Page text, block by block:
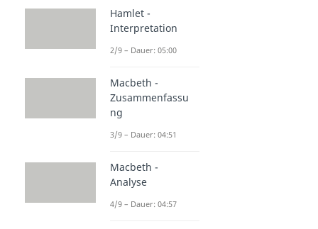
Hamlet -
Interpretation
2/9 – Dauer: 05:00
Macbeth -
Zusammenfassu
ng
3/9 – Dauer: 04:51
Macbeth -
Analyse
4/9 – Dauer: 04:57